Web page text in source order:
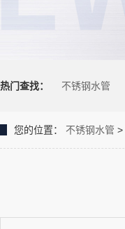
热门查找： 不锈钢水管
您的位置： 不锈钢水管 >